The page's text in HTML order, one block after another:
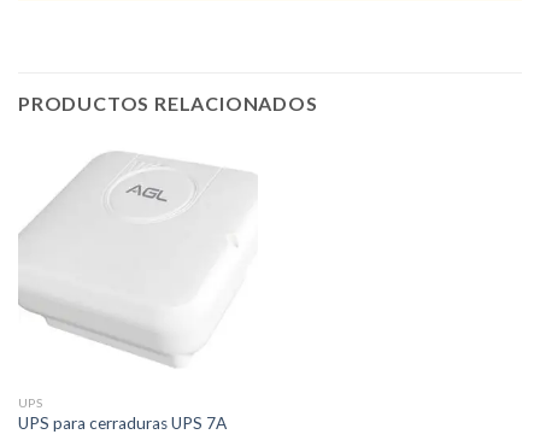
PRODUCTOS RELACIONADOS
UPS
UPS para cerraduras UPS 7A